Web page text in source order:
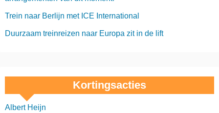
Trein naar Berlijn met ICE International
Duurzaam treinreizen naar Europa zit in de lift
Kortingsacties
Albert Heijn